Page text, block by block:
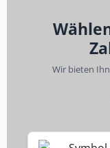
Wir bieten